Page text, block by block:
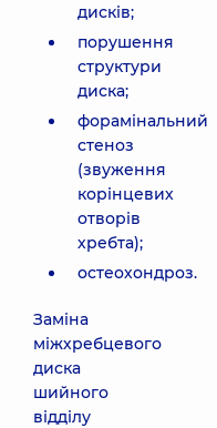
дисків;
порушення
структури
диска;
форамінальний
стеноз
(звуження
корінцевих
отворів
хребта);
остеохондроз.
Заміна
міжхребцевого
диска
шийного
відділу